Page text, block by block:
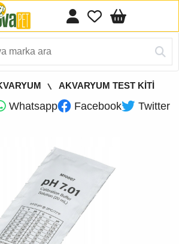
AKVARYUM TEST KİTİ
Whatsapp Facebook Twitter